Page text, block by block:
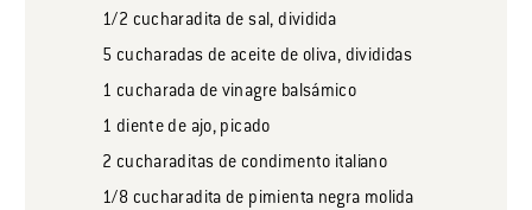
1/2 cucharadita de sal, dividida
5 cucharadas de aceite de oliva, divididas
1 cucharada de vinagre balsámico
1 dientede ajo, picado
2 cucharaditas de condimento italiano
1/8 cucharadita de pimienta negra molida